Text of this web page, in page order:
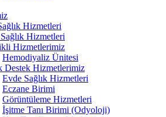
Hizmetleri
Hizmetleri
Hizmetlerimiz
Hemodiyaliz Ünitesi
Destek Hizmetlerimiz
Evde Sağlık Hizmetleri
Eczane Birimi
Görüntüleme Hizmetleri
İşitme Tanı Birimi (Odyoloji)